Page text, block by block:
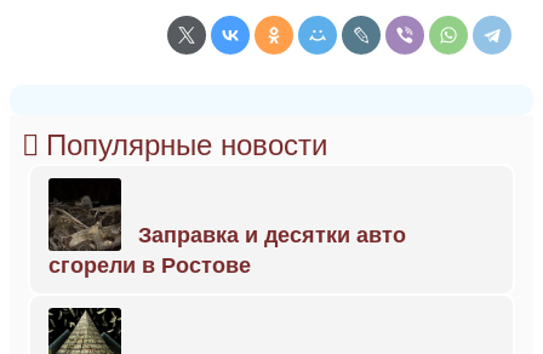
Популярные новости
Заправка и десятки авто
сгорели в Ростове